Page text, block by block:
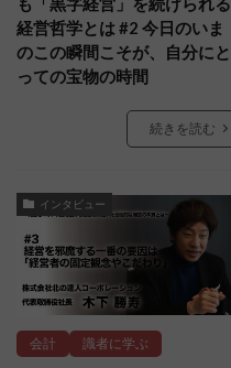
経営哲学とは #2 今日のいま
のこの瞬間こそが、自分にと
っての宝物の時間
続きを読む
インタビュー
会計 識者に学ぶ